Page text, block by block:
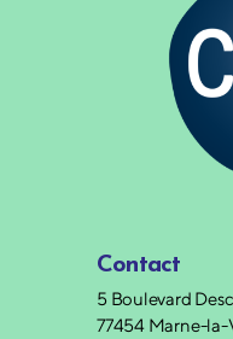
Contact
5 Boulevard
77454 Marne-la-